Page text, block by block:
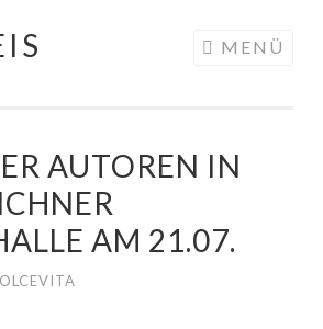
MENÜ
AUTOREN IN
AM 21.07.